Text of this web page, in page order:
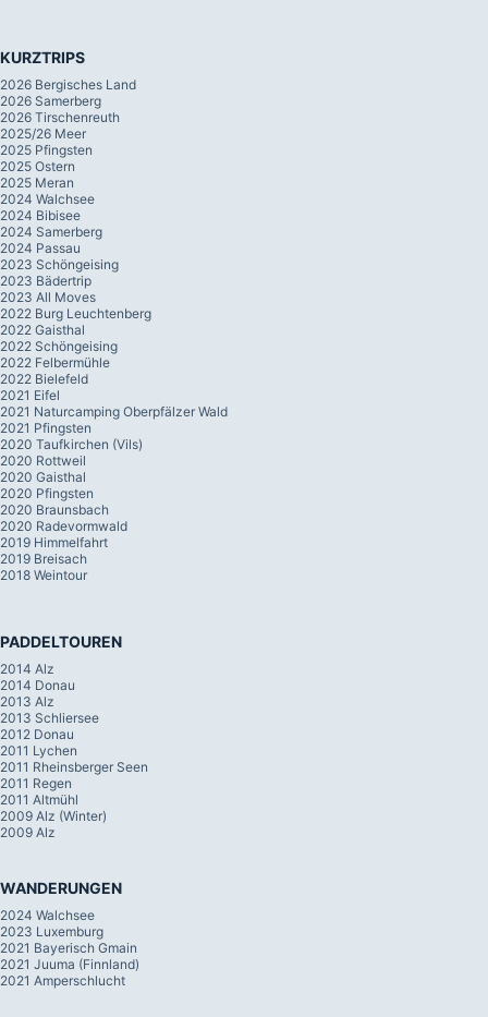
KURZTRIPS
2026 Bergisches Land
2026 Samerberg
2026 Tirschenreuth
2025/26 Meer
2025 Pfingsten
2025 Ostern
2025 Meran
2024 Walchsee
2024 Bibisee
2024 Samerberg
2024 Passau
2023 Schöngeising
2023 Bädertrip
2023 All Moves
2022 Burg Leuchtenberg
2022 Gaisthal
2022 Schöngeising
2022 Felbermühle
2022 Bielefeld
2021 Eifel
2021 Naturcamping Oberpfälzer Wald
2021 Pfingsten
2020 Taufkirchen (Vils)
2020 Rottweil
2020 Gaisthal
2020 Pfingsten
2020 Braunsbach
2020 Radevormwald
2019 Himmelfahrt
2019 Breisach
2018 Weintour
PADDELTOUREN
2014 Alz
2014 Donau
2013 Alz
2013 Schliersee
2012 Donau
2011 Lychen
2011 Rheinsberger Seen
2011 Regen
2011 Altmühl
2009 Alz (Winter)
2009 Alz
WANDERUNGEN
2024 Walchsee
2023 Luxemburg
2021 Bayerisch Gmain
2021 Juuma (Finnland)
2021 Amperschlucht